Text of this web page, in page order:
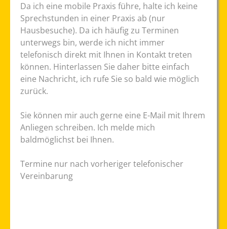
Da ich eine mobile Praxis führe, halte ich keine
Sprechstunden in einer Praxis ab (nur
Hausbesuche). Da ich häufig zu Terminen
unterwegs bin, werde ich nicht immer
telefonisch direkt mit Ihnen in Kontakt treten
können. Hinterlassen Sie daher bitte einfach
eine Nachricht, ich rufe Sie so bald wie möglich
zurück.
Sie können mir auch gerne eine E-Mail mit Ihrem
Anliegen schreiben. Ich melde mich
baldmöglichst bei Ihnen.
Termine nur nach vorheriger telefonischer
Vereinbarung